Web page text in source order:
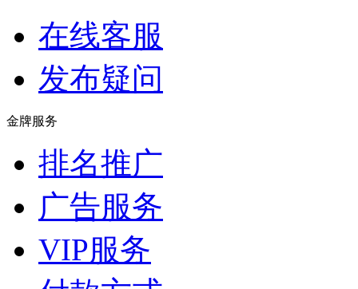
在线客服
发布疑问
金牌服务
排名推广
广告服务
VIP服务